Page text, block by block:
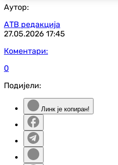
Аутор:
АТВ редакција
27.05.2026 17:45
Коментари:
0
Подијели:
Линк је копиран!